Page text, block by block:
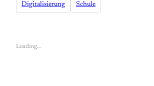
Digitalisierung Schule
Loading…